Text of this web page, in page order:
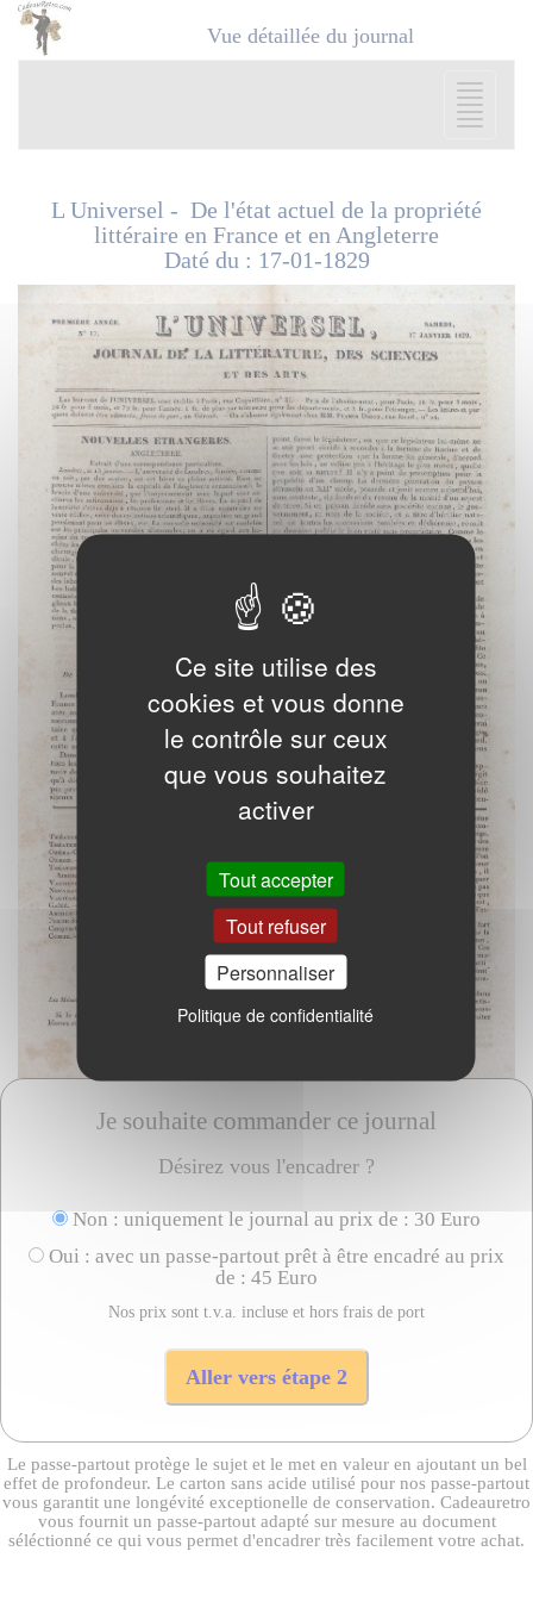
Vue détaillée du journal
L Universel - De l'état actuel de la propriété
littéraire en France et en Angleterre
Daté du : 17-01-1829
Je souhaite commander ce journal
Désirez vous l'encadrer ?
Non : uniquement le journal au prix de : 30 Euro
Oui : avec un passe-partout prêt à être encadré au prix
de : 45 Euro
Nos prix sont t.v.a. incluse et hors frais de port
Le passe-partout protège le sujet et le met en valeur en ajoutant un bel
effet de profondeur. Le carton sans acide utilisé pour nos passe-partout
vous garantit une longévité exceptionelle de conservation. Cadeauretro
vous fournit un passe-partout adapté sur mesure au document
séléctionné ce qui vous permet d'encadrer très facilement votre achat.
Panneau de gestion des cookies
Ce site utilise des
cookies et vous donne
le contrôle sur ceux
que vous souhaitez
activer
Tout accepter
Tout refuser
Personnaliser
Politique de confidentialité